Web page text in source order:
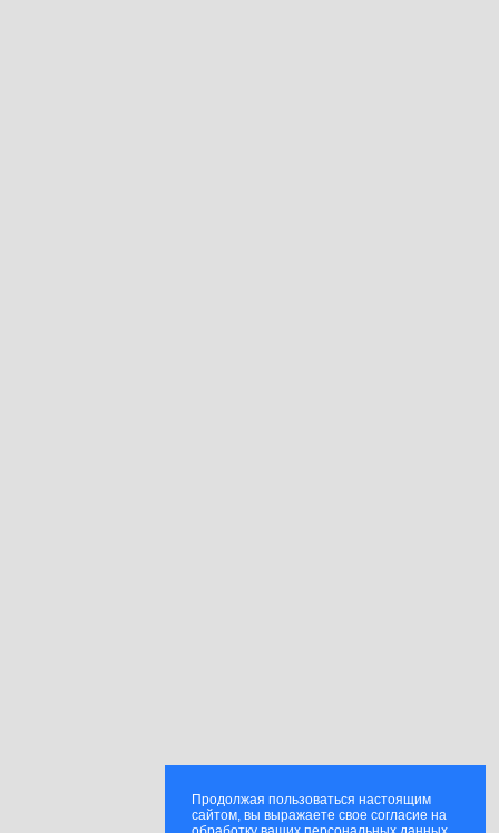
Продолжая пользоваться настоящим
сайтом, вы выражаете свое согласие на